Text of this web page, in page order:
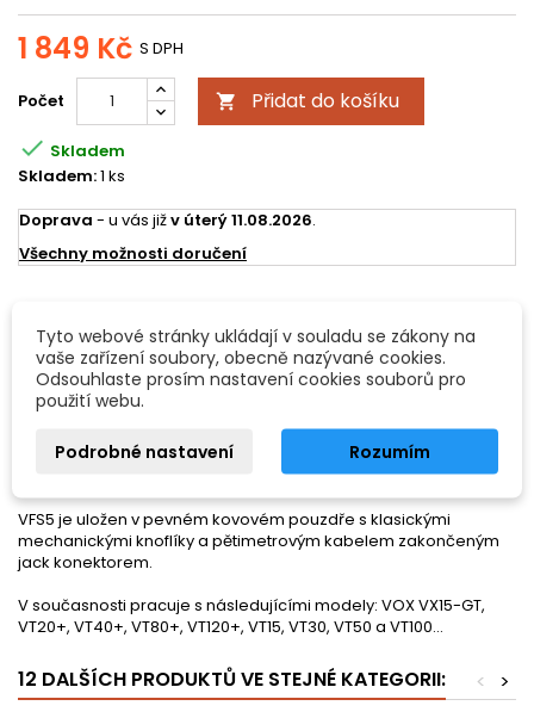
1 849 Kč S DPH
Počet  Přidat do košíku
 Skladem
Skladem:1 ks
Doprava - u vás jižv úterý 11.08.2026.
Všechny možnosti doručení
POPIS DETAILY PRODUKTU
VOX VFS5
Použitím footswitche VFS5 můžete přepínat programy, zapínat a
vypínat reverb a další efekty nebo nastavovat rychlost delaye
jen pomocí nohou. Je to velká výhoda při nastavování zvuku při
VFS5 je uložen v pevném kovovém pouzdře s klasickými
mechanickými knoflíky a pětimetrovým kabelem zakončeným
jack konektorem.
V současnosti pracuje s následujícími modely: VOX VX15-GT,
VT20+, VT40+, VT80+, VT120+, VT15, VT30, VT50 a VT100...
12 DALŠÍCH PRODUKTŮ VE STEJNÉ KATEGORII: >
<
Tyto webové stránky ukládají v souladu se zákony na
vaše zařízení soubory, obecně nazývané cookies.
Odsouhlaste prosím nastavení cookies souborů pro
použití webu.
Podrobné nastavení Rozumím